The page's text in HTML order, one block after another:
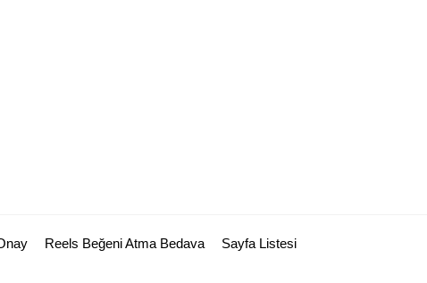
Reels Beğeni Atma Bedava Sayfa Listesi